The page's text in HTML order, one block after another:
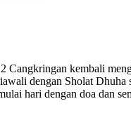
Cangkringan kembali
dengan Sholat Dhuha
hari dengan doa dan